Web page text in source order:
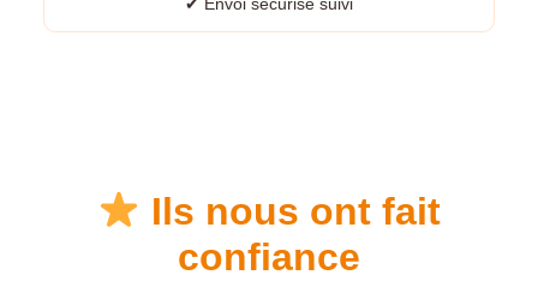
Ils nous ont fait
confiance